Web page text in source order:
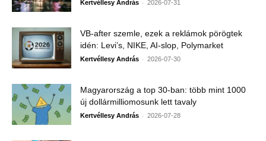
Kertvéllesy András - 2026-07-31
VB-after szemle, ezek a reklámok pörögtek
idén: Levi’s, NIKE, AI-slop, Polymarket
Kertvéllesy András - 2026-07-30
Magyarország a top 30-ban: több mint 1000
új dollármilliomosunk lett tavaly
Kertvéllesy András - 2026-07-28